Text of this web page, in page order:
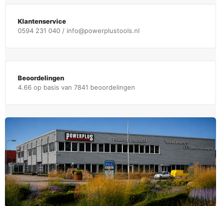
Klantenservice
0594 231 040 / info@powerplustools.nl
Beoordelingen
4.66 op basis van 7841 beoordelingen